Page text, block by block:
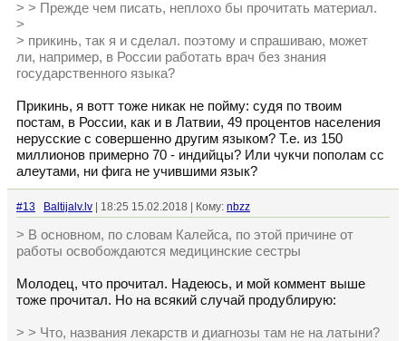
> > Прежде чем писать, неплохо бы прочитать материал.
>
> прикинь, так я и сделал. поэтому и спрашиваю, может
ли, например, в России работать врач без знания
государственного языка?
Прикинь, я вотт тоже никак не пойму: судя по твоим
постам, в России, как и в Латвии, 49 процентов населения
нерусские с совершенно другим языком? Т.е. из 150
миллионов примерно 70 - индийцы? Или чукчи пополам сс
алеутами, ни фига не учившими язык?
#13 Baltijalv.lv | 18:25 15.02.2018 | Кому: nbzz
> В основном, по словам Калейса, по этой причине от
работы освобождаются медицинские сестры
Молодец, что прочитал. Надеюсь, и мой коммент выше
тоже прочитал. Но на всякий случай продублирую:
> > Что, названия лекарств и диагнозы там не на латыни?